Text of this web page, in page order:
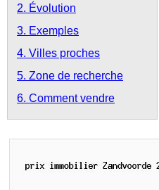
2. Évolution
3. Exemples
4. Villes proches
5. Zone de recherche
6. Comment vendre